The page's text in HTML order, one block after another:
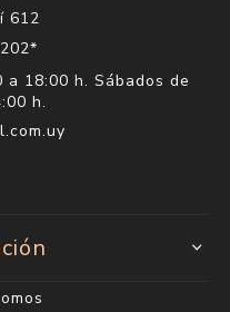
612
18:00 h. Sábados de
h.